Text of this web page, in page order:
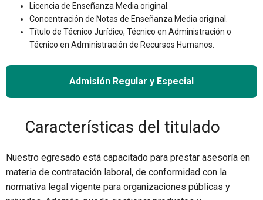
Licencia de Enseñanza Media original.
Concentración de Notas de Enseñanza Media original.
Título de Técnico Jurídico, Técnico en Administración o
Técnico en Administración de Recursos Humanos.
Admisión Regular y Especial
Características del titulado
Nuestro egresado está capacitado para prestar asesoría en
materia de contratación laboral, de conformidad con la
normativa legal vigente para organizaciones públicas y